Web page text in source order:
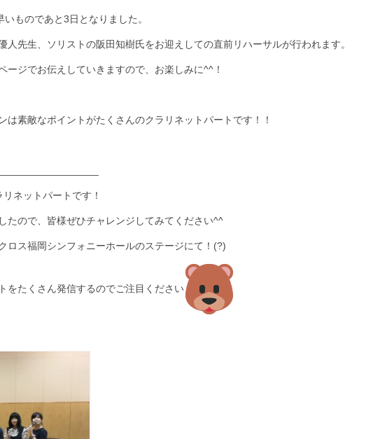
ものであと3日となりました。
人先生、ソリストの阪田知樹氏をお迎えしての直前リハーサルが行われます。
ージでお伝えしていきますので、お楽しみに^^！
は素敵なポイントがたくさんのクラリネットパートです！！
ネットパートです！
たので、皆様ぜひチャレンジしてみてください^^
ロス福岡シンフォニーホールのステージにて！(?)
をたくさん発信するのでご注目ください